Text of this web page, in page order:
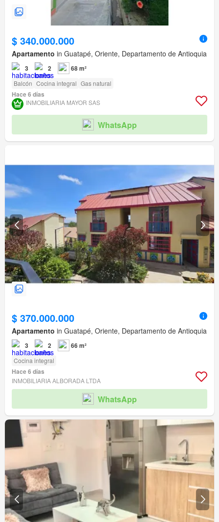
$ 340.000.000
Apartamento in Guatapé, Oriente, Departamento de Antioquia
3 2 68 m²
Balcón Cocina integral Gas natural
Hace 6 días
INMOBILIARIA MAYOR SAS
WhatsApp
$ 370.000.000
Apartamento in Guatapé, Oriente, Departamento de Antioquia
3 2 66 m²
Cocina integral
Hace 6 días
INMOBILIARIA ALBORADA LTDA
WhatsApp